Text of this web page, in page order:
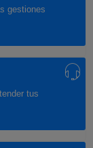
gestiones
tus